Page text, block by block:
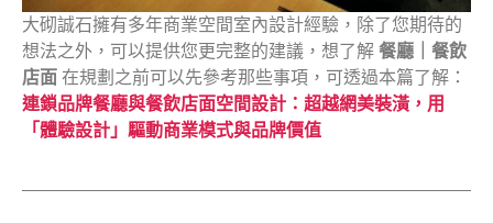
大砌誠石擁有多年商業空間室內設計經驗，除了您期待的
想法之外，可以提供您更完整的建議，想了解 餐廳｜餐飲
店面 在規劃之前可以先參考那些事項，可透過本篇了解：
連鎖品牌餐廳與餐飲店面空間設計：超越網美裝潢，用
「體驗設計」驅動商業模式與品牌價值